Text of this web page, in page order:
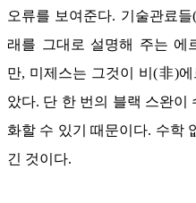
오류를 보여준다. 기술관료들
래를 그대로 설명해 주는 에
만, 미제스는 그것이 비(非)에
았다. 단 한 번의 블랙 스완이
화할 수 있기 때문이다. 수학
긴 것이다.